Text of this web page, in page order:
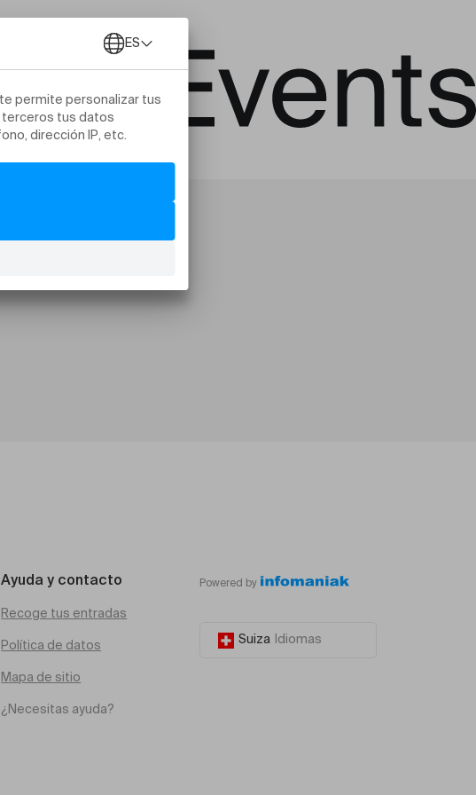
Ayuda y contacto
Recoge tus entradas
Política de datos
Mapa de sitio
¿Necesitas ayuda?
Powered by
Suiza Idiomas